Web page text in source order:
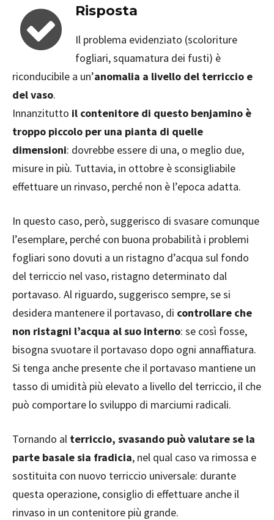
Risposta
Il problema evidenziato (scoloriture
fogliari, squamatura dei fusti) è
riconducibile a un’anomalia a livello del terriccio e
del vaso.
Innanzitutto il contenitore di questo benjamino è
troppo piccolo per una pianta di quelle
dimensioni: dovrebbe essere di una, o meglio due,
misure in più. Tuttavia, in ottobre è sconsigliabile
effettuare un rinvaso, perché non è l’epoca adatta.
In questo caso, però, suggerisco di svasare comunque
l’esemplare, perché con buona probabilità i problemi
fogliari sono dovuti a un ristagno d’acqua sul fondo
del terriccio nel vaso, ristagno determinato dal
portavaso. Al riguardo, suggerisco sempre, se si
desidera mantenere il portavaso, di controllare che
non ristagni l’acqua al suo interno: se così fosse,
bisogna svuotare il portavaso dopo ogni annaffiatura.
Si tenga anche presente che il portavaso mantiene un
tasso di umidità più elevato a livello del terriccio, il che
può comportare lo sviluppo di marciumi radicali.
Tornando al terriccio, svasando può valutare se la
parte basale sia fradicia, nel qual caso va rimossa e
sostituita con nuovo terriccio universale: durante
questa operazione, consiglio di effettuare anche il
rinvaso in un contenitore più grande.